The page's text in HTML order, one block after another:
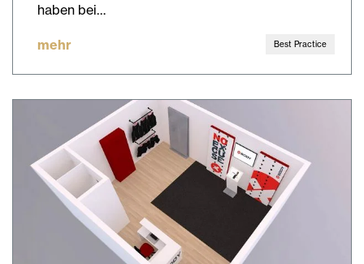
haben bei…
mehr Best Practice